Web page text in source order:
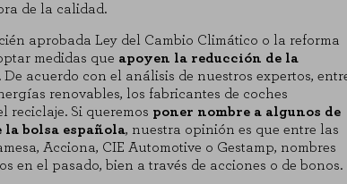
de la calidad.
aprobada Ley del Cambio Climático o la reforma
medidas que apoyen la reducción de la
. De acuerdo con el análisis de nuestros expertos,
renovables, los fabricantes de coches
reciclaje. Si queremos poner nombre a algunos de
la bolsa española, nuestra opinión es que entre las
Acciona, CIE Automotive o Gestamp, nombres
en el pasado, bien a través de acciones o de bonos.